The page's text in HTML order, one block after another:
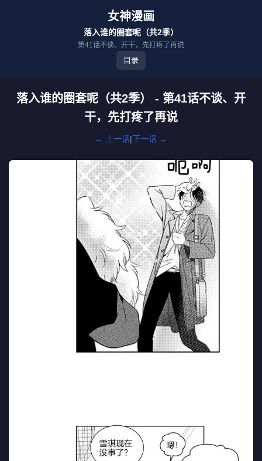
女神漫画
落入谁的圈套呢（共2季）
第41话不谈、开干，先打疼了再说
目录
落入谁的圈套呢（共2季） - 第41话不谈、开
干，先打疼了再说
← 上一话|下一话 →